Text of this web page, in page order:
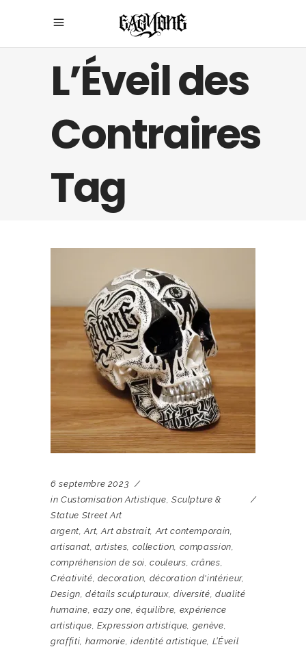
L’Éveil des
Contraires
Tag
6 septembre 2023
in Customisation Artistique, Sculpture &
Statue Street Art
argent,Art,Art abstrait,Art contemporain,
artisanat,artistes, collection, compassion,
compréhension de soi,couleurs, crânes,
Créativité, decoration, décoration d'intérieur,
Design,détails sculpturaux, diversité,dualité
humaine, eazy one,équilibre, expérience
artistique, Expression artistique, genève,
graffiti, harmonie,identité artistique, L’Éveil